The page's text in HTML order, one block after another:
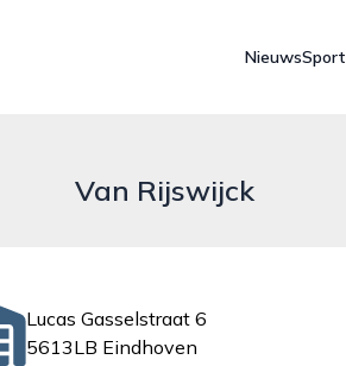
NieuwsSport
Van Rijswijck
Lucas Gasselstraat 6
5613LB Eindhoven